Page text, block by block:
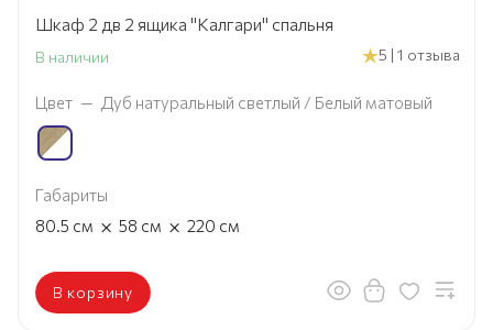
Шкаф 2 дв 2 ящика "Калгари" спальня
В наличии 5 | 1 отзыва
Цвет — Дуб натуральный светлый / Белый матовый
Габариты
80.5 см × 58 см × 220 см
В корзину